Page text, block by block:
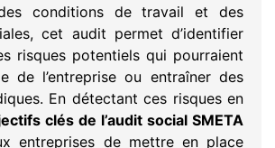
conditions de travail et des
cet audit permet d’identifier
risques potentiels qui pourraient
de l’entreprise ou entraîner des
En détectant ces risques en
clés de l’audit social SMETA
entreprises de mettre en place